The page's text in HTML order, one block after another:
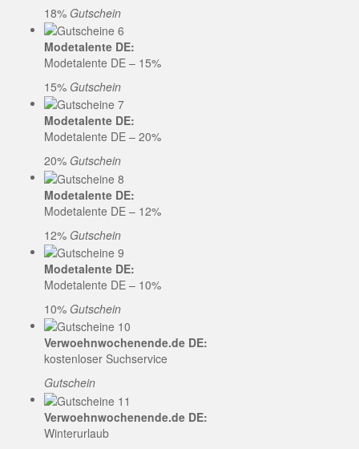
18% Gutschein
Modetalente DE:
Modetalente DE – 15%
15% Gutschein
Modetalente DE:
Modetalente DE – 20%
20% Gutschein
Modetalente DE:
Modetalente DE – 12%
12% Gutschein
Modetalente DE:
Modetalente DE – 10%
10% Gutschein
Verwoehnwochenende.de DE:
kostenloser Suchservice
Gutschein
Verwoehnwochenende.de DE:
Winterurlaub